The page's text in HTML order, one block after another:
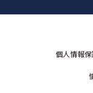
個人情報